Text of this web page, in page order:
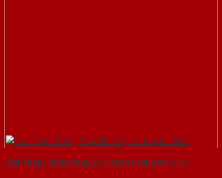
Cửa Thép Chống Cháy 2P 2 tay co thuy luc-SGD